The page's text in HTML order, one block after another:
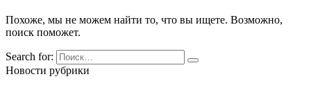
Похоже, мы не можем найти то, что вы ищете. Возможно,
поиск поможет.
Search for:
Новости рубрики